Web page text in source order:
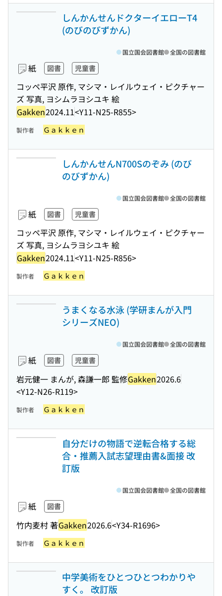
しんかんせんドクターイエローT4
(のびのびずかん)
紙 図書 児童書
コッペ平沢 原作, マシマ・レイルウェイ・ピクチャー
ズ 写真, ヨシムラヨシユキ 絵
Gakken2024.11<Y11-N25-R855>
国立国会図書館 全国の図書館
製作者 Ｇａｋｋｅｎ
しんかんせんN700Sのぞみ (のび
のびずかん)
紙 図書 児童書
コッペ平沢 原作, マシマ・レイルウェイ・ピクチャー
ズ 写真, ヨシムラヨシユキ 絵
Gakken2024.11<Y11-N25-R856>
国立国会図書館 全国の図書館
製作者 Ｇａｋｋｅｎ
うまくなる水泳 (学研まんが入門
シリーズNEO)
紙 図書 児童書
岩元健一 まんが, 森謙一郎 監修Gakken2026.6
<Y12-N26-R119>
国立国会図書館 全国の図書館
製作者 Ｇａｋｋｅｎ
自分だけの物語で逆転合格する総
合・推薦入試志望理由書&面接 改
訂版
紙 図書
竹内麦村 著Gakken2026.6<Y34-R1696>
国立国会図書館 全国の図書館
製作者 Ｇａｋｋｅｎ
中学美術をひとつひとつわかりや
すく。 改訂版